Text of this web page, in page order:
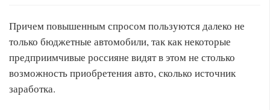
Причем повышенным спросом пользуются далеко не
только бюджетные автомобили, так как некоторые
предприимчивые россияне видят в этом не столько
возможность приобретения авто, сколько источник
заработка.